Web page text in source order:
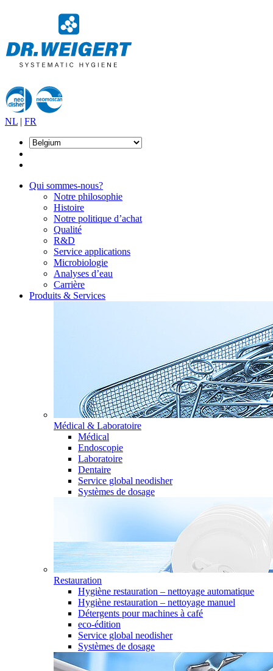
NL | FR
Qui sommes-nous?
Notre philosophie
Histoire
Notre politique d’achat
Qualité
R&D
Service applications
Microbiologie
Analyses d’eau
Carrière
Produits & Services
Médical & Laboratoire
Médical
Endoscopie
Laboratoire
Dentaire
Service global neodisher
Systèmes de dosage
Restauration
Hygiène restauration – nettoyage automatique
Hygiène restauration – nettoyage manuel
Détergents pour machines à café
eco-édition
Service global neodisher
Systèmes de dosage